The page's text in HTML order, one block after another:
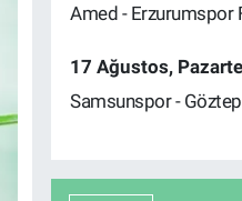
Amed - Erzurumspor
17 Ağustos,
Samsunspor -